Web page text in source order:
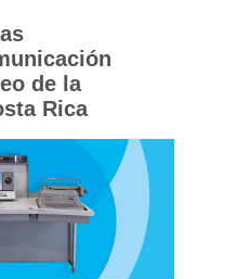
de la
Rica